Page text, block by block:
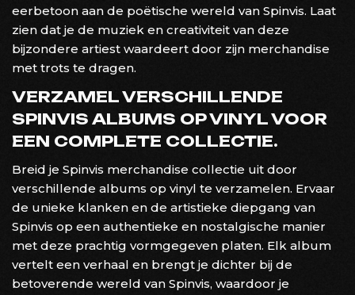
eerbetoon aan de poëtische wereld van Spinvis. Laat
zien dat je de muziek en creativiteit van deze
bijzondere artiest waardeert door zijn merchandise
met trots te dragen.
VERZAMEL VERSCHILLENDE
SPINVIS ALBUMS OP VINYL VOOR
EEN COMPLETE COLLECTIE.
Breid je Spinvis merchandise collectie uit door
verschillende albums op vinyl te verzamelen. Ervaar
de unieke klanken en de artistieke diepgang van
Spinvis op een authentieke en nostalgische manier
met deze prachtig vormgegeven platen. Elk album
vertelt een verhaal en brengt je dichter bij de
betoverende wereld van Spinvis, waardoor je